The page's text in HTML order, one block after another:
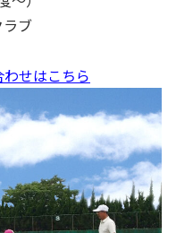
ブ
せはこちら